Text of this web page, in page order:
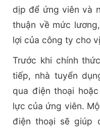
dịp để ứng viên và
thuận về mức
lợi của công ty cho
Trước khi chính
tiếp, nhà tuyển
qua điện thoại
lực của ứng viên.
điện thoại sẽ giúp